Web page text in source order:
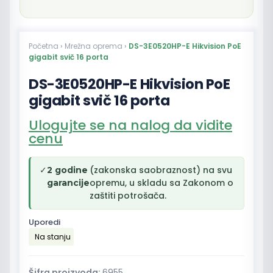
Početna › Mrežna oprema › DS-3E0520HP-E Hikvision PoE
gigabit svič 16 porta
DS-3E0520HP-E Hikvision PoE
gigabit svič 16 porta
Ulogujte se na nalog da vidite
cenu
✓2 godine
garancije
(zakonska saobraznost) na svu
opremu, u skladu sa Zakonom o
zaštiti potrošača.
Uporedi
Na stanju